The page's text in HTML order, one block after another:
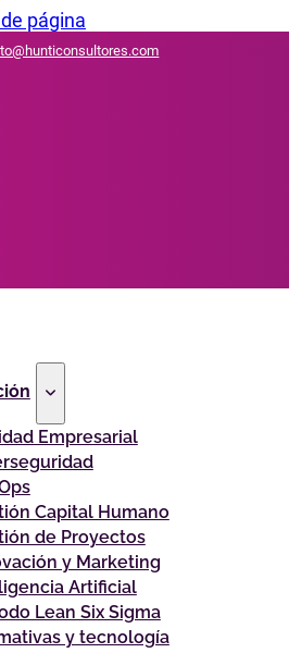
página
Empresarial
Capital Humano
de Proyectos
y Marketing
Artificial
Lean Six Sigma
y tecnología